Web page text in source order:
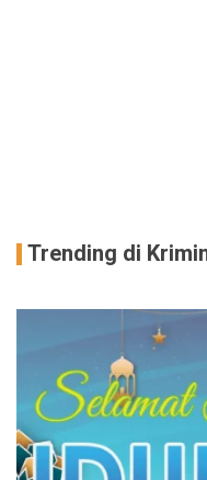
Trending di